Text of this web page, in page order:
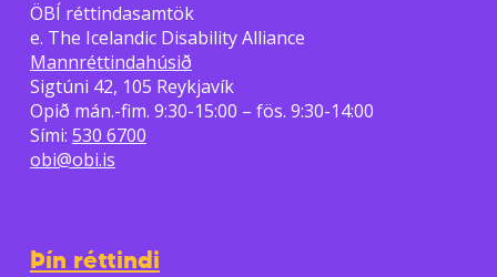
ÖBÍ réttindasamtök
e. The Icelandic Disability Alliance
Mannréttindahúsið
Sigtúni 42, 105 Reykjavík
Opið mán.-fim. 9:30-15:00 – fös. 9:30-14:00
Sími: 530 6700
obi@obi.is
Þín réttindi